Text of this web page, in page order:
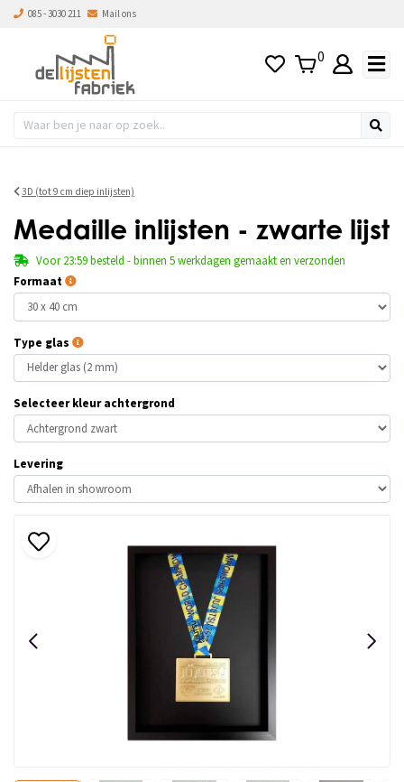
085 - 3030 211 Mail ons
0
3D (tot 9 cm diep inlijsten)
Medaille inlijsten - zwarte lijst
Formaat
Type glas
Selecteer kleur achtergrond
Levering
Voor 23:59 besteld - binnen 5 werkdagen gemaakt en verzonden